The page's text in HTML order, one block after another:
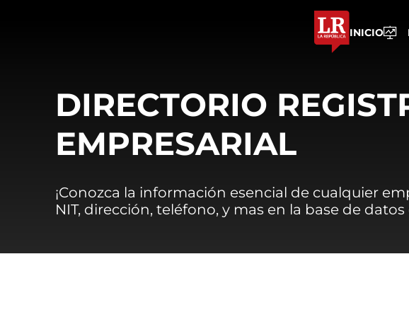
INICIO
DIRECTORIO
EMPRESARIAL
¡Conozca la información esencial de cualquier
NIT, dirección, teléfono, y mas en la base de